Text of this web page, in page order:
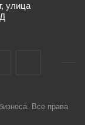
улица
Все права